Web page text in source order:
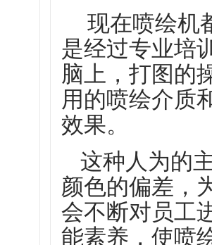
现在喷绘机
是经过专业培
脑上，打图的
用的喷绘介质
效果。
这种人为的
颜色的偏差，
会不断对员工
能素养，使喷